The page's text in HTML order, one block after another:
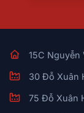
15C Nguyễn
30 Đỗ Xuân
75 Đỗ Xuân